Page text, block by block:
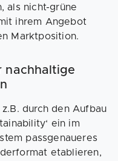
als nicht-grüne
ihrem Angebot
Marktposition.
nachhaltige
durch den Aufbau
ein im
passgenaueres
etablieren,